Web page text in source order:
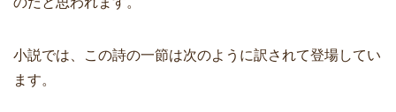
小説では、この詩の一節は次のように訳されて登場してい
ます。